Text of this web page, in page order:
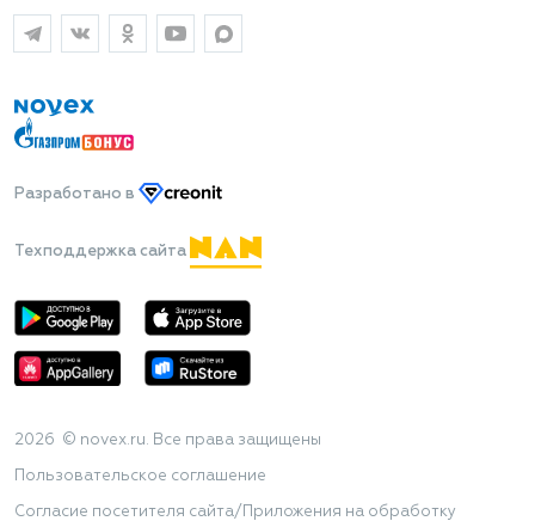
Разработано в
Техподдержка сайта
2026 © novex.ru. Все права защищены
Пользовательское соглашение
Согласие посетителя сайта/Приложения на обработку